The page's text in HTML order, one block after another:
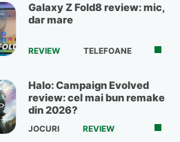
Galaxy Z Fold8 review: mic,
dar mare
REVIEW TELEFOANE
Halo: Campaign Evolved
review: cel mai bun remake
din 2026?
JOCURI REVIEW